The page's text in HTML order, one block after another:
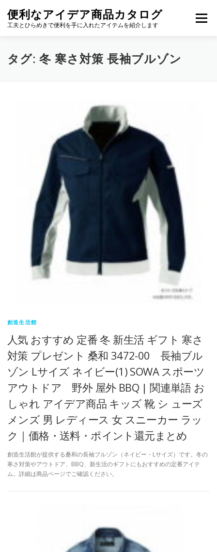
便利なアイデア商品カタログ
工夫とひらめきで便利を手に入れたアイテムを紹介します
メニュー
タグ: 冬 寒さ対策 長袖ブルゾン
創造生活館
人気 おすすめ 定番 冬 新生活 ギフト 寒さ
対策 プレゼント 桑和 3472-00 長袖ブル
ゾン Lサイズ ネイビー(1) SOWA スポーツ
アウトドア 野外 屋外 BBQ | 関連単語 お
しゃれ アイデア商品 キッズ 靴 シ ューズ
メンズ 男 レディース 女 スニーカー ラッ
ク｜価格・送料・ポイント還元まとめ
創造生活館が提供する桑和の長袖ブルゾン（ネイビー・Lサイズ）です。冬の
寒さ対策やアウトドア、BBQ、新生活のギフトにもおすすめの定番アイテ
ム。詳細は商品ページでご確認ください。